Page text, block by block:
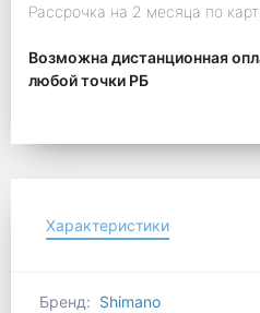
Рассрочка на 2 месяца по
Возможна дистанционная
любой точки РБ
Характеристики
Бренд: Shimano